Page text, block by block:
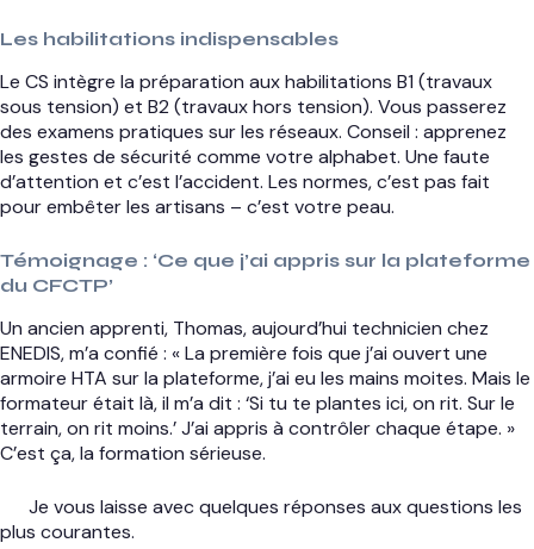
Les habilitations indispensables
Le CS intègre la préparation aux habilitations B1 (travaux
sous tension) et B2 (travaux hors tension). Vous passerez
des examens pratiques sur les réseaux. Conseil : apprenez
les gestes de sécurité comme votre alphabet. Une faute
d’attention et c’est l’accident. Les normes, c’est pas fait
pour embêter les artisans – c’est votre peau.
Témoignage : ‘Ce que j’ai appris sur la plateforme
du CFCTP’
Un ancien apprenti, Thomas, aujourd’hui technicien chez
ENEDIS, m’a confié : « La première fois que j’ai ouvert une
armoire HTA sur la plateforme, j’ai eu les mains moites. Mais le
formateur était là, il m’a dit : ‘Si tu te plantes ici, on rit. Sur le
terrain, on rit moins.’ J’ai appris à contrôler chaque étape. »
C’est ça, la formation sérieuse.
Je vous laisse avec quelques réponses aux questions les
plus courantes.